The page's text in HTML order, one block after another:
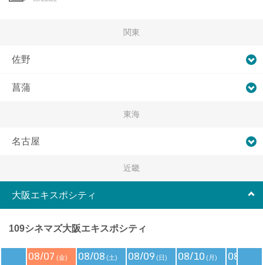
関東
佐野
菖蒲
東海
名古屋
近畿
大阪エキスポシティ
109シネマズ大阪エキスポシティ
08/07 (金) 08/08 (土) 08/09 (日) 08/10 (月) 08/11